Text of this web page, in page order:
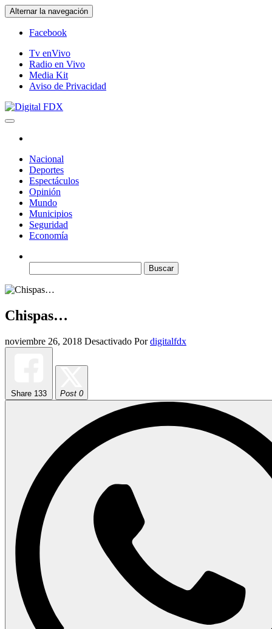
Saltar
al
contenido
Alternar la navegación
Facebook
Tv enVivo
Radio en Vivo
Media Kit
Aviso de Privacidad
Nacional
Deportes
Espectáculos
Opinión
Mundo
Municipios
Seguridad
Economía
Chispas…
noviembre 26, 2018 Desactivado Por digitalfdx
Share 133 Post 0